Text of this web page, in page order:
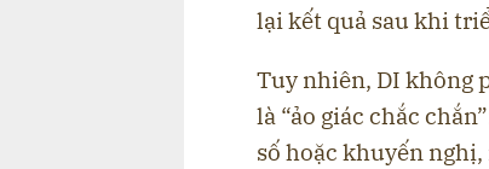
lại kết quả sau khi
Tuy nhiên, DI không
là “ảo giác chắc
số hoặc khuyến